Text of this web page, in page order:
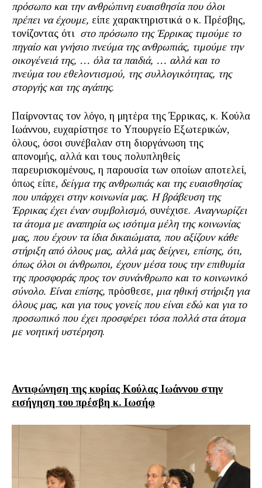
πρόσωπο και την ανθρώπινη ευαισθησία που όλοι
πρέπει να έχουμε, είπε χαρακτηριστικά ο κ. Πρέσβης,
τονίζοντας ότι στο πρόσωπο της Έρρικας τιμούμε το
πηγαίο και γνήσιο πνεύμα της ανθρωπιάς, τιμούμε την
οικογένειά της, … όλα τα παιδιά, … αλλά και το
πνεύμα του εθελοντισμού, της συλλογικότητας, της
στοργής και της αγάπης.
Παίρνοντας τον λόγο, η μητέρα της Έρρικας, κ. Κούλα
Ιωάννου, ευχαρίστησε το Υπουργείο Εξωτερικών,
όλους, όσοι συνέβαλαν στη διοργάνωση της
απονομής, αλλά και τους πολυπληθείς
παρευρισκομένους, η παρουσία των οποίων αποτελεί,
όπως είπε, δείγμα της ανθρωπιάς και της ευαισθησίας
που υπάρχει στην κοινωνία μας. Η βράβευση της
Έρρικας έχει έναν συμβολισμό, συνέχισε. Αναγνωρίζει
τα άτομα με αναπηρία ως ισότιμα μέλη της κοινωνίας
μας, που έχουν τα ίδια δικαιώματα, που αξίζουν κάθε
στήριξη από όλους μας, αλλά μας δείχνει, επίσης, ότι,
όπως όλοι οι άνθρωποι, έχουν μέσα τους την επιθυμία
της προσφοράς προς τον συνάνθρωπο και το κοινωνικό
σύνολο. Είναι επίσης, πρόσθεσε, μια ηθική στήριξη για
όλους μας, και για τους γονείς που είναι εδώ και για το
προσωπικό που έχει προσφέρει τόσα πολλά στα άτομα
με νοητική υστέρηση.
Αντιφώνηση της κυρίας Κούλας Ιωάννου στην
εισήγηση του πρέσβη κ. Ιωσήφ